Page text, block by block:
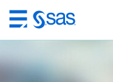
Skip
to
content